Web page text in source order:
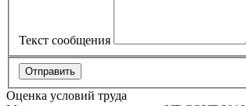
Текст сообщения
Оценка условий труда